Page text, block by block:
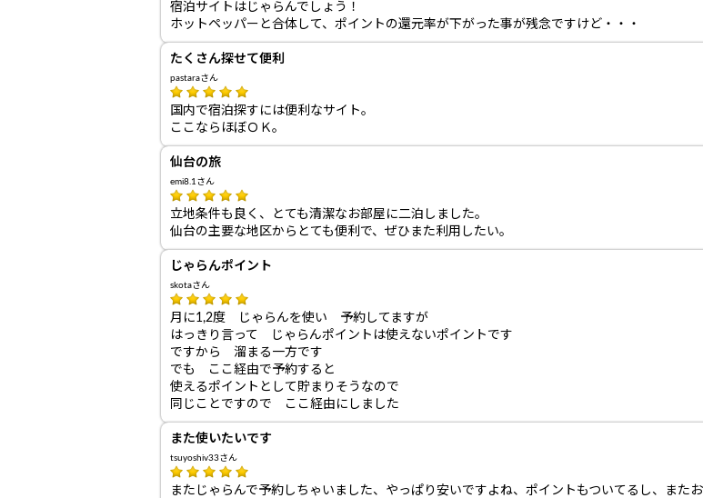
宿泊サイトはじゃらんでしょう！
ホットペッパーと合体して、ポイントの還元率が下がった事が残念ですけど・・・
たくさん探せて便利
pastaraさん
国内で宿泊探すには便利なサイト。
ここならほぼＯＫ。
仙台の旅
emi8.1さん
立地条件も良く、とても清潔なお部屋に二泊しました。
仙台の主要な地区からとても便利で、ぜひまた利用したい。
じゃらんポイント
skotaさん
月に1,2度 じゃらんを使い 予約してますが
はっきり言って じゃらんポイントは使えないポイントです
ですから 溜まる一方です
でも ここ経由で予約すると
使えるポイントとして貯まりそうなので
同じことですので ここ経由にしました
また使いたいです
tsuyoshiv33さん
またじゃらんで予約しちゃいました、やっぱり安いですよね、ポイントもついてるし、またお